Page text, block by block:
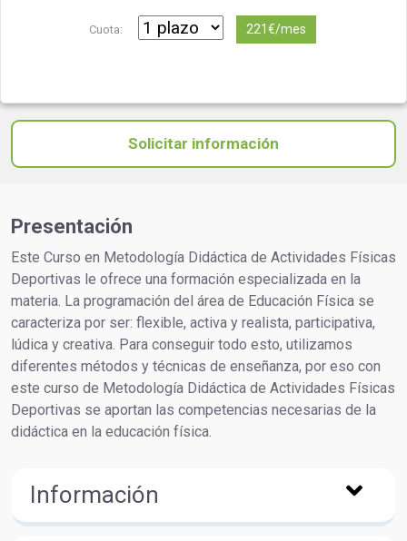
Cuota: 221€/mes
Solicitar información
Presentación
Este Curso en Metodología Didáctica de Actividades Físicas
Deportivas le ofrece una formación especializada en la
materia. La programación del área de Educación Física se
caracteriza por ser: flexible, activa y realista, participativa,
lúdica y creativa. Para conseguir todo esto, utilizamos
diferentes métodos y técnicas de enseñanza, por eso con
este curso de Metodología Didáctica de Actividades Físicas
Deportivas se aportan las competencias necesarias de la
didáctica en la educación física.
Información